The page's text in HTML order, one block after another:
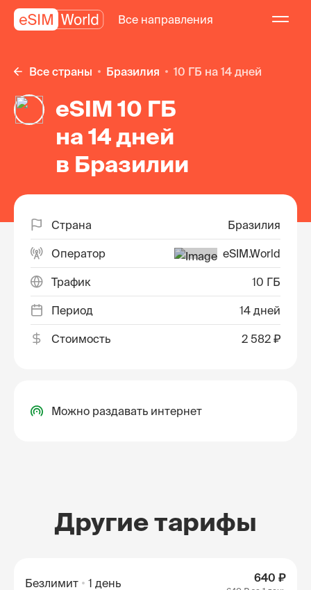
Все направления
Все страны Бразилия 10 ГБ на 14 дней
eSIM 10 ГБ
на 14 дней
в Бразилии
Страна Бразилия
Оператор eSIM.World
Трафик 10 ГБ
Период 14 дней
Стоимость 2 582 ₽
Можно раздавать интернет
Другие тарифы
Безлимит 1 день 640 ₽